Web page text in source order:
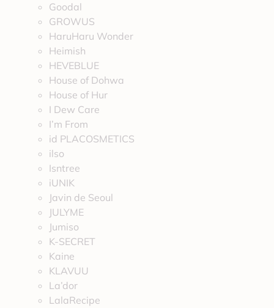
Goodal
GROWUS
HaruHaru Wonder
Heimish
HEVEBLUE
House of Dohwa
House of Hur
I Dew Care
I’m From
id PLACOSMETICS
ilso
Isntree
iUNIK
Javin de Seoul
JULYME
Jumiso
K-SECRET
Kaine
KLAVUU
La’dor
LalaRecipe